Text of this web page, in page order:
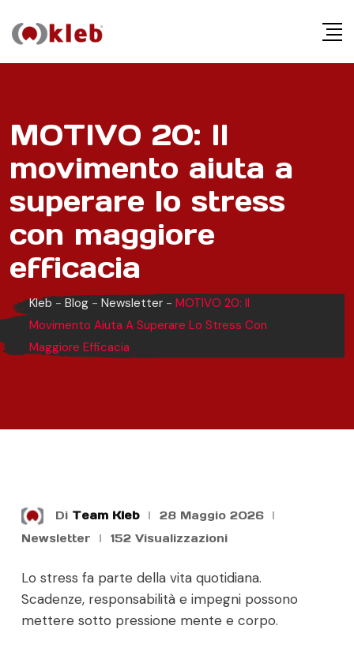
MOTIVO 20: Il
movimento aiuta a
superare lo stress
con maggiore
efficacia
Kleb -Blog - Newsletter - MOTIVO 20: Il
Movimento Aiuta A Superare Lo Stress Con
Maggiore Efficacia
Di Team Kleb
28 Maggio 2026
Newsletter
152 Visualizzazioni
Lo stress fa parte della vita quotidiana.
Scadenze, responsabilità e impegni possono
mettere sotto pressione mente e corpo.